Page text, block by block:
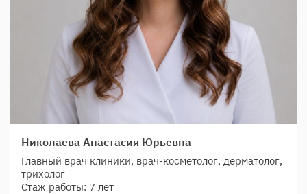
Николаева Анастасия Юрьевна
Главный врач клиники, врач-косметолог, дерматолог,
трихолог
Стаж работы: 7 лет